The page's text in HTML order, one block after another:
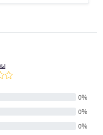
0%
0%
0%